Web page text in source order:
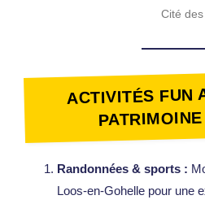
Cité des
véritable
trésor pour
d’histoire
les curieux
ACTIVITÉS FUN
Randonnées & sports :
Loos-en-Gohelle pour une